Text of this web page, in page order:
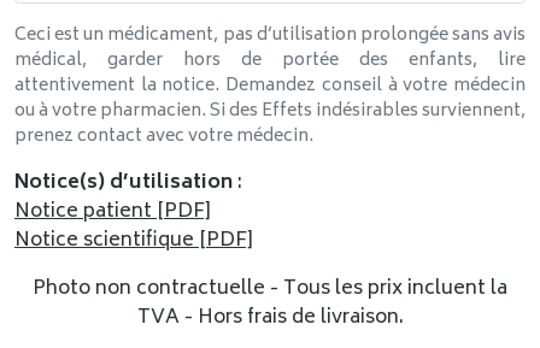
Ceci est un médicament, pas d’utilisation prolongée sans avis
médical, garder hors de portée des enfants, lire
attentivement la notice. Demandez conseil à votre médecin
ou à votre pharmacien. Si des Effets indésirables surviennent,
prenez contact avec votre médecin.
Notice(s) d’utilisation:
Notice patient [PDF]
Notice scientifique [PDF]
Photo non contractuelle - Tous les prix incluent la
TVA - Hors frais de livraison.